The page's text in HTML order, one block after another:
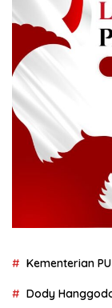
Kementerian PU
Dody